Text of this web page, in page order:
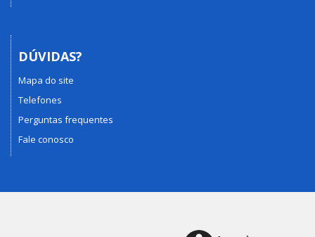
DÚVIDAS?
Mapa do site
Telefones
Perguntas frequentes
Fale conosco